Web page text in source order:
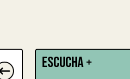
ESCUCHA +